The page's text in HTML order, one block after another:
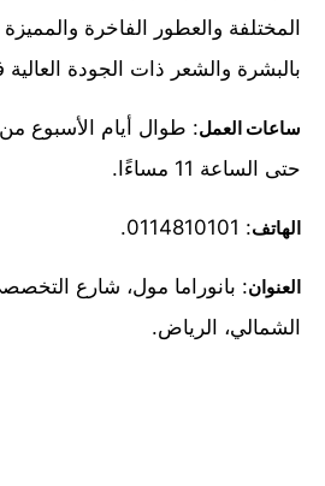
المختلفة والعطور الفاخرة والمميزة
بالبشرة والشعر ذات الجودة
ساعات العمل
حتى الساعة 11 مساءًا.
الهاتف: 0114810101.
العنوان: بانوراما مول، شارع
الشمالي، الرياض.